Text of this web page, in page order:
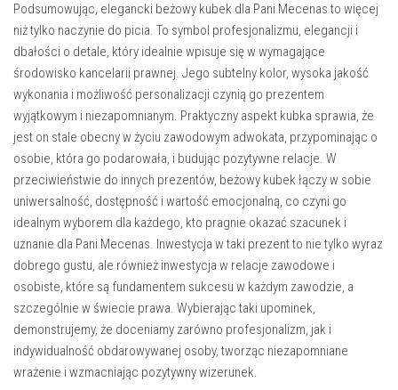
Podsumowując, elegancki beżowy kubek dla Pani Mecenas to więcej
niż tylko naczynie do picia. To symbol profesjonalizmu, elegancji i
dbałości o detale, który idealnie wpisuje się w wymagające
środowisko kancelarii prawnej. Jego subtelny kolor, wysoka jakość
wykonania i możliwość personalizacji czynią go prezentem
wyjątkowym i niezapomnianym. Praktyczny aspekt kubka sprawia, że
jest on stale obecny w życiu zawodowym adwokata, przypominając o
osobie, która go podarowała, i budując pozytywne relacje. W
przeciwieństwie do innych prezentów, beżowy kubek łączy w sobie
uniwersalność, dostępność i wartość emocjonalną, co czyni go
idealnym wyborem dla każdego, kto pragnie okazać szacunek i
uznanie dla Pani Mecenas. Inwestycja w taki prezent to nie tylko wyraz
dobrego gustu, ale również inwestycja w relacje zawodowe i
osobiste, które są fundamentem sukcesu w każdym zawodzie, a
szczególnie w świecie prawa. Wybierając taki upominek,
demonstrujemy, że doceniamy zarówno profesjonalizm, jak i
indywidualność obdarowywanej osoby, tworząc niezapomniane
wrażenie i wzmacniając pozytywny wizerunek.